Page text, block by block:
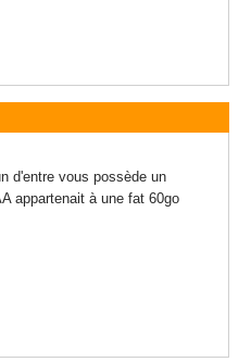
d'entre vous possède un
appartenait à une fat 60go